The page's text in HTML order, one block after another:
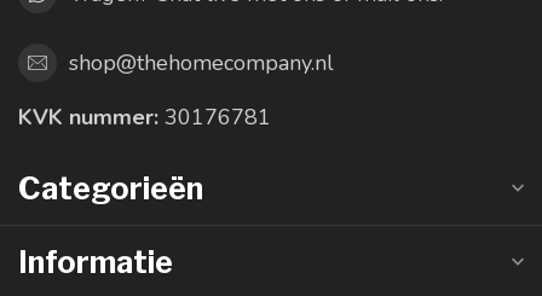
shop@thehomecompany.nl
KVK nummer: 30176781
Categorieën
Informatie